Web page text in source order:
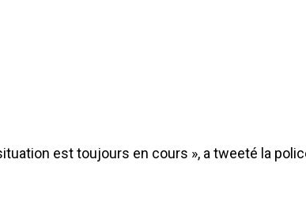
est toujours en cours », a tweeté la